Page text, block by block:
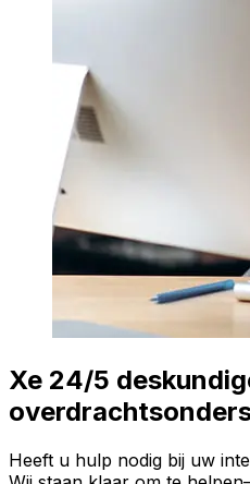
Xe 24/5
Heeft u hulp nodig bij uw